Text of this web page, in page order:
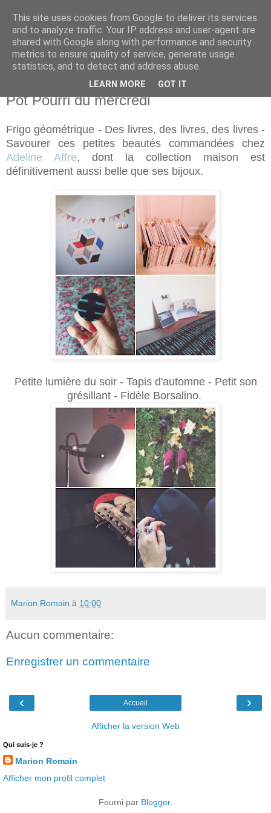
mercredi 22 octobre 2014
Pot Pourri du mercredi
Frigo géométrique - Des livres, des livres, des livres -
Savourer ces petites beautés commandées chez
Adeline Affre, dont la collection maison est
définitivement aussi belle que ses bijoux.
Petite lumière du soir - Tapis d'automne - Petit son
grésillant - Fidèle Borsalino.
Marion Romain à 10:00
Aucun commentaire:
Enregistrer un commentaire
‹ ›
Accueil
Afficher la version Web
Qui suis-je ?
Marion Romain
Afficher mon profil complet
Fourni par Blogger.
This site uses cookies from Google to deliver its services
and to analyze traffic. Your IP address and user-agent are
shared with Google along with performance and security
metrics to ensure quality of service, generate usage
statistics, and to detect and address abuse.
LEARN MORE GOT IT